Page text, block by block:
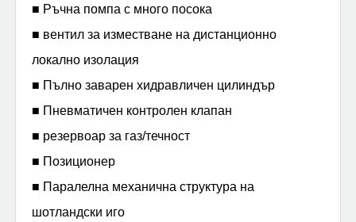
■ Ръчна помпа с много посока
■ вентил за изместване на дистанционно
локално изолация
■ Пълно заварен хидравличен цилиндър
■ Пневматичен контролен клапан
■ резервоар за газ/течност
■ Позиционер
■ Паралелна механична структура на
шотландски иго